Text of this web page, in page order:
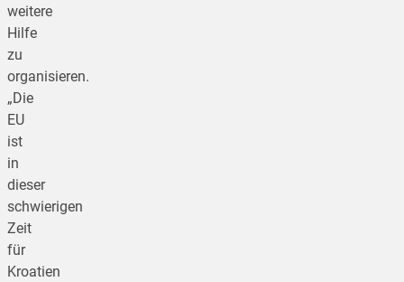
weitere
Hilfe
zu
organisieren.
„Die
EU
ist
in
dieser
schwierigen
Zeit
für
Kroatien